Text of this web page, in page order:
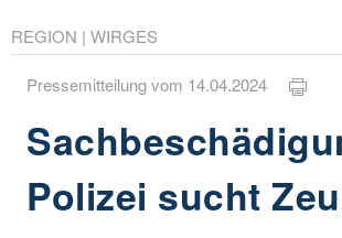
REGION | WIRGES
Pressemitteilung vom 14.04.2024
Polizei sucht